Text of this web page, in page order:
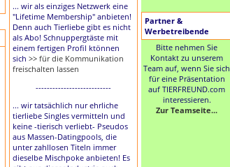
... wir als einziges Netzwerk eine
"Lifetime Membership" anbieten!
Denn auch Tierliebe gibt es nicht
als Abo! Schnuppergtäste mit
einem fertigen Profil ktönnen
sich >> für die Kommunikation
freischalten lassen
---------------------------
... wir tatsächlich nur ehrliche
tierliebe Singles vermitteln und
keine -tierisch verliebt- Pseudos
aus Massen-Datingpools, die
unter zahllosen Titeln immer
dieselbe Mischpoke anbieten! Es
Partner &
Werbetreibende
Bitte nehmen Sie
Kontakt zu unserem
Team auf, wenn Sie sich
für eine Präsentation
auf TIERFREUND.com
interessieren.
Zur Teamseite...